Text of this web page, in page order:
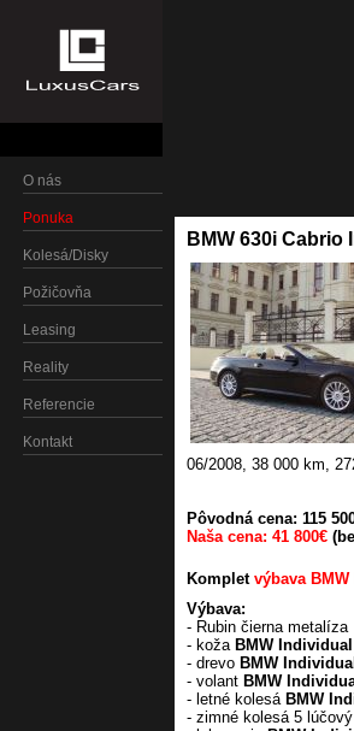
O nás
Ponuka
Kolesá/Disky
Požičovňa
Leasing
Reality
Referencie
Kontakt
BMW 630i Cabrio
06/2008, 38 000 km,
Pôvodná cena: 115
Naša cena: 41 800€
Kompletvýbava
Výbava:
- Rubin čierna metalíza
- koža BMW
- drevo BMW
- volant BMW
- letné kolesá BMW
- zimné kolesá 5